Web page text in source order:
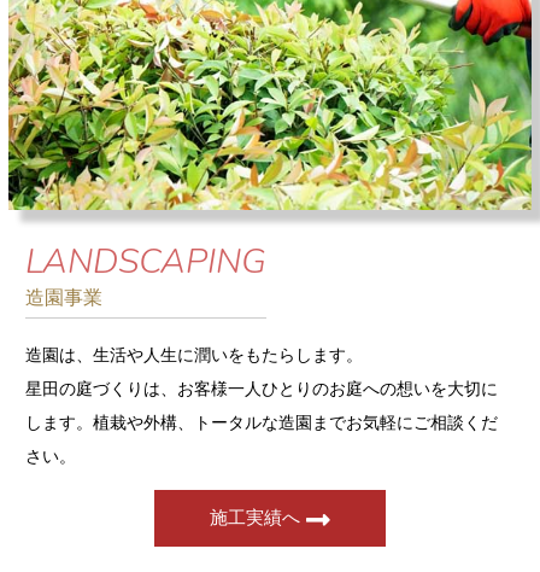
LANDSCAPING
造園事業
造園は、生活や人生に潤いをもたらします。
星田の庭づくりは、お客様一人ひとりのお庭への想いを大切に
します。植栽や外構、トータルな造園までお気軽にご相談くだ
さい。
施工実績へ